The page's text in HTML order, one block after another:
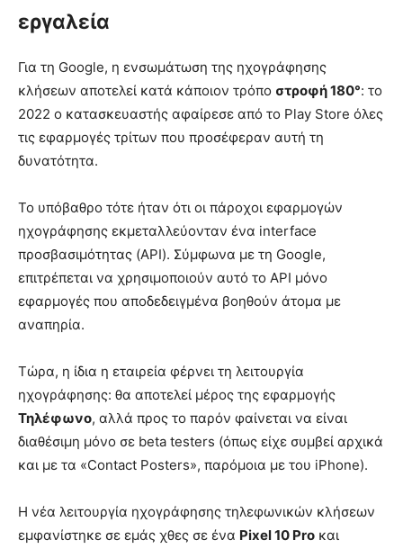
εργαλεία
Για τη Google, η ενσωμάτωση της ηχογράφησης
κλήσεων αποτελεί κατά κάποιον τρόπο στροφή 180°: το
2022 ο κατασκευαστής αφαίρεσε από το Play Store όλες
τις εφαρμογές τρίτων που προσέφεραν αυτή τη
δυνατότητα.
Το υπόβαθρο τότε ήταν ότι οι πάροχοι εφαρμογών
ηχογράφησης εκμεταλλεύονταν ένα interface
προσβασιμότητας (API). Σύμφωνα με τη Google,
επιτρέπεται να χρησιμοποιούν αυτό το API μόνο
εφαρμογές που αποδεδειγμένα βοηθούν άτομα με
αναπηρία.
Τώρα, η ίδια η εταιρεία φέρνει τη λειτουργία
ηχογράφησης: θα αποτελεί μέρος της εφαρμογής
Τηλέφωνο, αλλά προς το παρόν φαίνεται να είναι
διαθέσιμη μόνο σε beta testers (όπως είχε συμβεί αρχικά
και με τα «Contact Posters», παρόμοια με του iPhone).
Η νέα λειτουργία ηχογράφησης τηλεφωνικών κλήσεων
εμφανίστηκε σε εμάς χθες σε ένα Pixel 10 Pro και